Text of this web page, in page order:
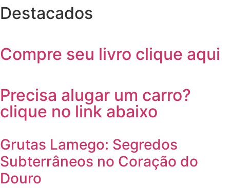
Destacados
Compre seu livro clique aqui
Precisa alugar um carro?
clique no link abaixo
Grutas Lamego: Segredos
Subterrâneos no Coração do
Douro